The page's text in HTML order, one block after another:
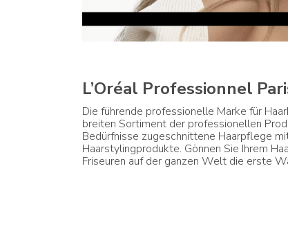
L’Oréal Professionnel
Die führende professionelle Marke für
breiten Sortiment der professionellen
Bedürfnisse zugeschnittene Haarpflege
Haarstylingprodukte. Gönnen Sie Ihrem
Friseuren auf der ganzen Welt die erste